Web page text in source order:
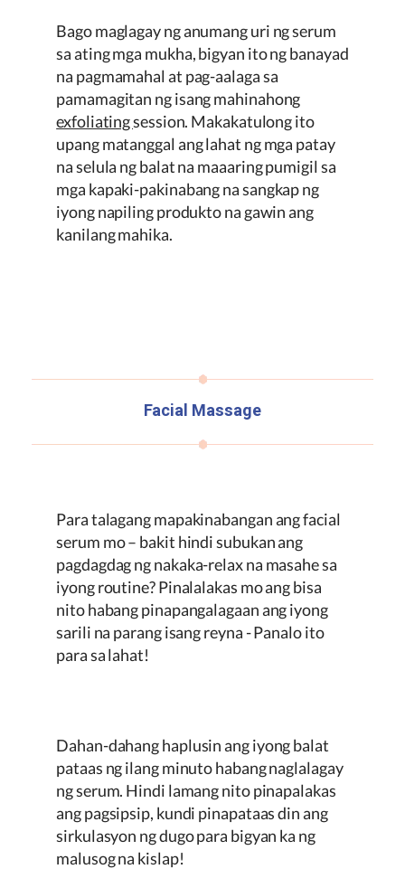
Bago maglagay ng anumang uri ng serum
sa ating mga mukha, bigyan ito ng banayad
na pagmamahal at pag-aalaga sa
pamamagitan ng isang mahinahong
exfoliatingsession. Makakatulong ito
upang matanggal ang lahat ng mga patay
na selula ng balat na maaaring pumigil sa
mga kapaki-pakinabang na sangkap ng
iyong napiling produkto na gawin ang
kanilang mahika.
Facial Massage
Para talagang mapakinabangan ang facial
serum mo – bakit hindi subukan ang
pagdagdag ng nakaka-relax na masahe sa
iyong routine? Pinalalakas mo ang bisa
nito habang pinapangalagaan ang iyong
sarili na parang isang reyna - Panalo ito
para sa lahat!
Dahan-dahang haplusin ang iyong balat
pataas ng ilang minuto habang naglalagay
ng serum. Hindi lamang nito pinapalakas
ang pagsipsip, kundi pinapataas din ang
sirkulasyon ng dugo para bigyan ka ng
malusog na kislap!